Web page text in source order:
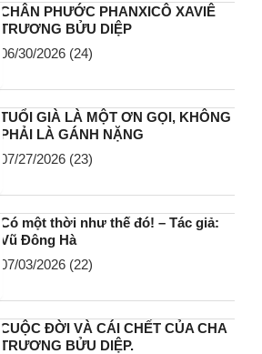
CHÂN PHƯỚC PHANXICÔ XAVIÊ
TRƯƠNG BỬU DIỆP
06/30/2026 (24)
TUỔI GIÀ LÀ MỘT ƠN GỌI, KHÔNG
PHẢI LÀ GÁNH NẶNG
07/27/2026 (23)
Có một thời như thế đó! – Tác giả:
Vũ Đông Hà
07/03/2026 (22)
CUỘC ĐỜI VÀ CÁI CHẾT CỦA CHA
TRƯƠNG BỬU DIỆP.